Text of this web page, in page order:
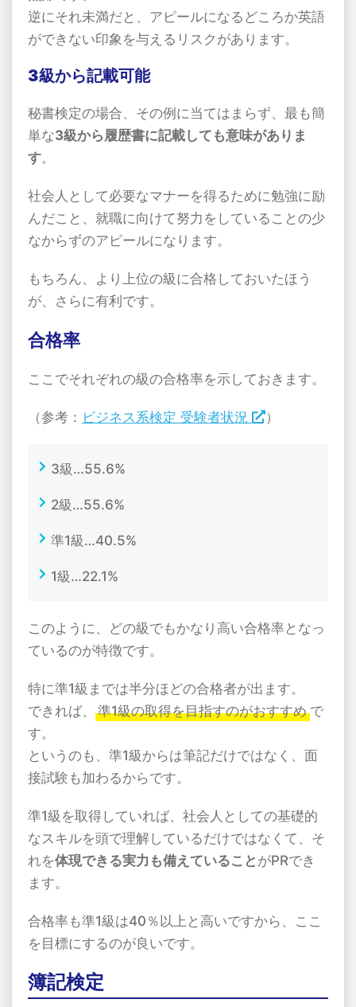
逆にそれ未満だと、アピールになるどころか英語
ができない印象を与えるリスクがあります。
3級から記載可能
秘書検定の場合、その例に当てはまらず、最も簡
単な3級から履歴書に記載しても意味がありま
す。
社会人として必要なマナーを得るために勉強に励
んだこと、就職に向けて努力をしていることの少
なからずのアピールになります。
もちろん、より上位の級に合格しておいたほう
が、さらに有利です。
合格率
ここでそれぞれの級の合格率を示しておきます。
（参考： ビジネス系検定 受験者状況 ）
3級…55.6%
2級…55.6%
準1級…40.5%
1級…22.1%
このように、どの級でもかなり高い合格率となっ
ているのが特徴です。
特に準1級までは半分ほどの合格者が出ます。
できれば、
準1級の取得を目指すのがおすすめで
す。
というのも、準1級からは筆記だけではなく、面
接試験も加わるからです。
準1級を取得していれば、社会人としての基礎的
なスキルを頭で理解しているだけではなくて、そ
れを体現できる実力も備えていること がPRでき
ます。
合格率も準1級は40％以上と高いですから、ここ
を目標にするのが良いです。
簿記検定